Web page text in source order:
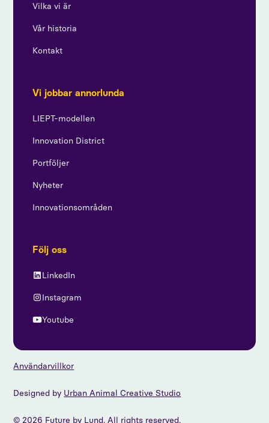
Vilka vi är
Vår historia
Kontakt
Vi jobbar annorlunda
LIEPT-modellen
Innovation District
Portföljer
Nyheter
Innovationsområden
Följ oss
LinkedIn
Instagram
Youtube
© 2026 Future by Lund. All rights reserved.
Designed by Urban Animal Creative Studio
Användarvillkor